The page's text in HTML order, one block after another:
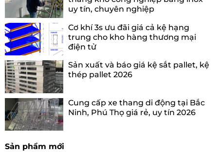
uy tín, chuyên nghiệp
Cơ khí 3s ưu đãi giá cả kệ hạng
trung cho kho hàng thương mại
điện tử
Sản xuất và báo giá kệ sắt pallet, kệ
thép pallet 2026
Cung cấp xe thang di động tại Bắc
Ninh, Phú Thọ giá rẻ, uy tín 2026
Sản phẩm mới